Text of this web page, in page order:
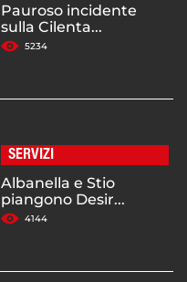
Pauroso incidente
sulla Cilenta...
5234
SERVIZI
Albanella e Stio
piangono Desir...
4144